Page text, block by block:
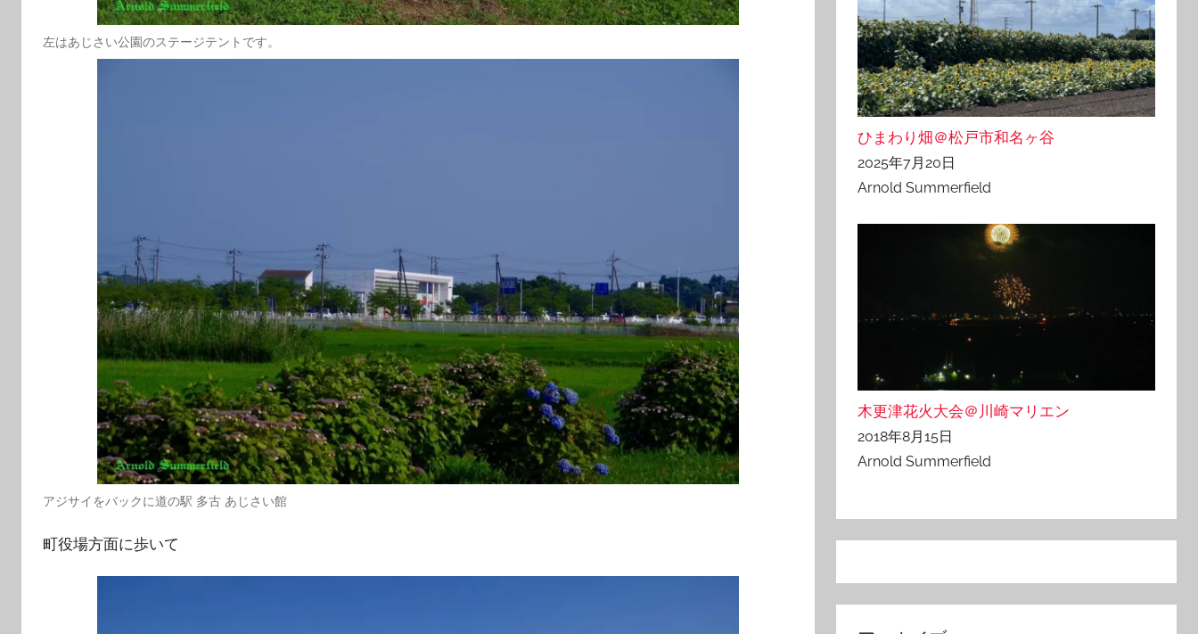
左はあじさい公園のステージテントです。
アジサイをバックに道の駅 多古 あじさい館
町役場方面に歩いて
ひまわり畑＠松戸市和名ヶ谷
2025年7月20日
Arnold Summerfield
木更津花火大会＠川崎マリエン
2018年8月15日
Arnold Summerfield